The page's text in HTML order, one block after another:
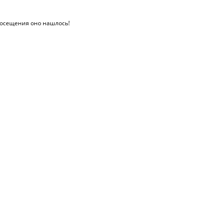
оно нашлось!